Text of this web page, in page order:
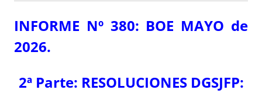
INFORME Nº 380: BOE MAYO de
2026.
2ª Parte: RESOLUCIONES DGSJFP: